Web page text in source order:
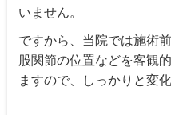
いません。
ですから、当院では施術
股関節の位置などを客観
ますので、しっかりと変